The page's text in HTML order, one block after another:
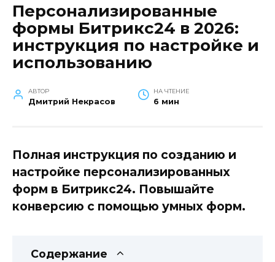
Персонализированные
формы Битрикс24 в 2026:
инструкция по настройке и
использованию
АВТОР
Дмитрий Некрасов
НА ЧТЕНИЕ
6 мин
Полная инструкция по созданию и
настройке персонализированных
форм в Битрикс24. Повышайте
конверсию с помощью умных форм.
Содержание